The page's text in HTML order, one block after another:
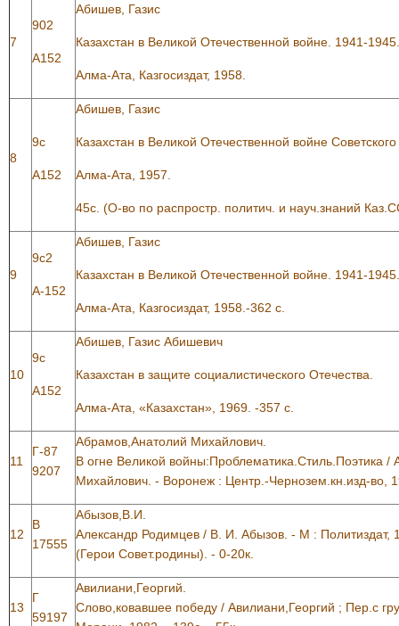
7
902
А152
Абишев, Газис
Казахстан в Великой Отечественной войне. 1941-1945.
Алма-Ата, Казгосиздат, 1958.
8
9с
А152
Абишев, Газис
Казахстан в Великой Отечественной войне
Алма-Ата, 1957.
45с. (О-во по распростр. политич. и науч.знаний
9
9с2
А-152
Абишев, Газис
Казахстан в Великой Отечественной войне. 1941-1945.
Алма-Ата, Казгосиздат, 1958.-362 с.
10
9с
А152
Абишев, Газис Абишевич
Казахстан в защите социалистического Отечества.
Алма-Ата, «Казахстан», 1969. -357 с.
11
Г-87
9207
Абрамов,Анатолий Михайлович.
В огне Великой войны:Проблематика.Стиль.Поэтика /
Михайлович. - Воронеж : Центр.-Чернозем.кн.изд-во,
12
В
17555
Абызов,В.И.
Александр Родимцев / В. И. Абызов. - М : Политиздат,
(Герои Совет.родины). - 0-20к.
13
Г
59197
Авилиани,Георгий.
Слово,ковавшее победу / Авилиани,Георгий ; Пер.с